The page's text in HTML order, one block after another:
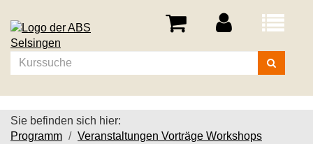
Menü
Kurse
suchen
Sie befinden sich hier:
Programm
Veranstaltungen Vorträge Workshops